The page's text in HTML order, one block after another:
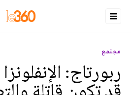
مجتمع
ربورتاج:
قد تكون قاتلة